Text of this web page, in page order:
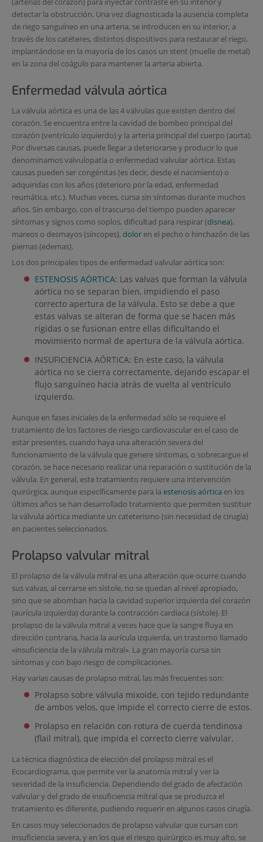
detectar la obstrucción. Una vez diagnosticada la ausencia completa
de riego sanguíneo en una arteria, se introducen en su interior, a
través de los catéteres, distintos dispositivos para restaurar el riego,
implantándose en la mayoría de los casos un stent (muelle de metal)
en la zona del coágulo para mantener la arteria abierta.
Enfermedad válvula aórtica
La válvula aórtica es una de las 4 válvulas que existen dentro del
corazón. Se encuentra entre la cavidad de bombeo principal del
corazón (ventrículo izquierdo) y la arteria principal del cuerpo (aorta).
Por diversas causas, puede llegar a deteriorarse y producir lo que
denominamos valvulopatía o enfermedad valvular aórtica. Estas
causas pueden ser congénitas (es decir, desde el nacimiento) o
adquiridas con los años (deterioro por la edad, enfermedad
reumática, etc.). Muchas veces, cursa sin síntomas durante muchos
años. Sin embargo, con el trascurso del tiempo pueden aparecer
síntomas y signos como soplos, dificultad para respirar (disnea),
mareos o desmayos (síncopes), doloren el pecho o hinchazón de las
piernas (edemas).
Los dos principales tipos de enfermedad valvular aórtica son:
ESTENOSIS AÓRTICA: Las valvas que forman la válvula
aórtica no se separan bien, impidiendo el paso
correcto apertura de la válvula. Esto se debe a que
estas valvas se alteran de forma que se hacen más
rígidas o se fusionan entre ellas dificultando el
movimiento normal de apertura de la válvula aórtica.
INSUFICIENCIA AÓRTICA: En este caso, la válvula
aórtica no se cierra correctamente, dejando escapar el
flujo sanguíneo hacia atrás de vuelta al ventrículo
izquierdo.
Aunque en fases iniciales de la enfermedad sólo se requiere el
tratamiento de los factores de riesgo cardiovascular en el caso de
estar presentes, cuando haya una alteración severa del
funcionamiento de la válvula que genere síntomas, o sobrecargue el
corazón, se hace necesario realizar una reparación o sustitución de la
válvula. En general, este tratamiento requiere una intervención
quirúrgica, aunque específicamente para la estenosis aórtica en los
últimos años se han desarrollado tratamiento que permiten sustituir
la válvula aórtica mediante un cateterismo (sin necesidad de cirugía)
en pacientes seleccionados.
Prolapso valvular mitral
El prolapso de la válvula mitral es una alteración que ocurre cuando
sus valvas, al cerrarse en sístole, no se quedan al nivel apropiado,
sino que se abomban hacia la cavidad superior izquierda del corazón
(aurícula izquierda) durante la contracción cardíaca (sístole). El
prolapso de la válvula mitral a veces hace que la sangre fluya en
dirección contraria, hacia la aurícula izquierda, un trastorno llamado
«insuficiencia de la válvula mitral». La gran mayoría cursa sin
síntomas y con bajo riesgo de complicaciones.
Hay varias causas de prolapso mitral, las más frecuentes son:
Prolapso sobre válvula mixoide, con tejido redundante
de ambos velos, que impide el correcto cierre de estos.
Prolapso en relación con rotura de cuerda tendinosa
(flail mitral), que impida el correcto cierre valvular.
La técnica diagnóstica de elección del prolapso mitral es el
Ecocardiograma, que permite ver la anatomía mitral y ver la
severidad de la insuficiencia. Dependiendo del grado de afectación
valvular y del grado de insuficiencia mitral que se produzca el
tratamiento es diferente, pudiendo requerir en algunos casos cirugía.
En casos muy seleccionados de prolapso valvular que cursan con
insuficiencia severa, y en los que el riesgo quirúrgico es muy alto, se